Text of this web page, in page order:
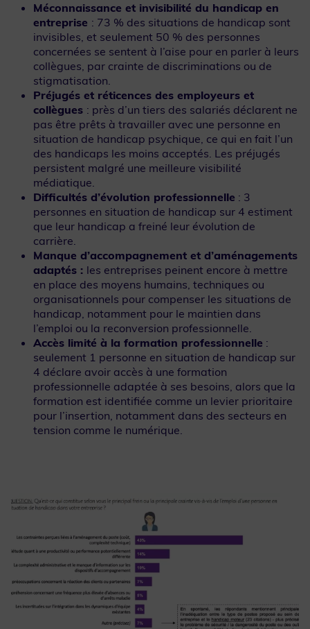
Méconnaissance et invisibilité du handicap en
entreprise : 73 % des situations de handicap sont
invisibles, et seulement 50 % des personnes
concernées se sentent à l’aise pour en parler à leurs
collègues, par crainte de discriminations ou de
stigmatisation.
Préjugés et réticences des employeurs et
collègues : près d’un tiers des salariés déclarent ne
pas être prêts à travailler avec une personne en
situation de handicap psychique, ce qui en fait l’un
des handicaps les moins acceptés. Les préjugés
persistent malgré une meilleure visibilité
médiatique.
Difficultés d’évolution professionnelle : 3
personnes en situation de handicap sur 4 estiment
que leur handicap a freiné leur évolution de
carrière.
Manque d’accompagnement et d’aménagements
adaptés : les entreprises peinent encore à mettre
en place des moyens humains, techniques ou
organisationnels pour compenser les situations de
handicap, notamment pour le maintien dans
l’emploi ou la reconversion professionnelle.
Accès limité à la formation professionnelle :
seulement 1 personne en situation de handicap sur
4 déclare avoir accès à une formation
professionnelle adaptée à ses besoins, alors que la
formation est identifiée comme un levier prioritaire
pour l’insertion, notamment dans des secteurs en
tension comme le numérique.
Que recherchez-vous ?